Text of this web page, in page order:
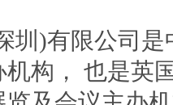
圳)有限公司
构， 也是英